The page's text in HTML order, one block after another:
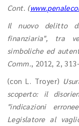
Cont. (
Il nuovo delitto di
finanziaria", tra
simboliche ed
Comm., 2012, 2,
(con L. Troyer)
scoperto: il
"indicazioni
Legislatore al